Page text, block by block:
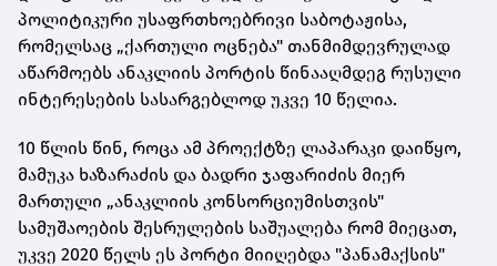
პოლიტიკური უსაფრთხოებრივი საბოტაჟისა,
რომელსაც „ქართული ოცნება" თანმიმდევრულად
აწარმოებს ანაკლიის პორტის წინააღმდეგ რუსული
ინტერესების სასარგებლოდ უკვე 10 წელია.
10 წლის წინ, როცა ამ პროექტზე ლაპარაკი დაიწყო,
მამუკა ხაზარაძის და ბადრი ჯაფარიძის მიერ
მართული „ანაკლიის კონსორციუმისთვის"
სამუშაოების შესრულების საშუალება რომ მიეცათ,
უკვე 2020 წელს ეს პორტი მიიღებდა "პანამაქსის"